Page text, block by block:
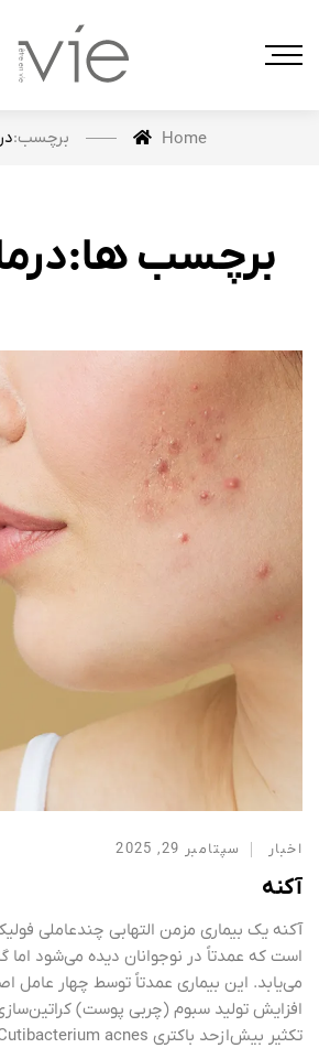
Home برچسب:
برچسب
اخبار سپتامبر 29, 2025
آکنه
آکنه یک بیماری مزمن التهابی چندعاملی
است که عمدتاً در نوجوانان دیده می‌شود اما
می‌یابد. این بیماری عمدتاً توسط چهار عامل
افزایش تولید سبوم (چربی پوست)